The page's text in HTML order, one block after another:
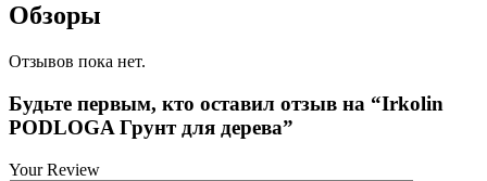
Обзоры
Отзывов пока нет.
Будьте первым, кто оставил отзыв на “Irkolin
PODLOGA Грунт для дерева”
Your Review